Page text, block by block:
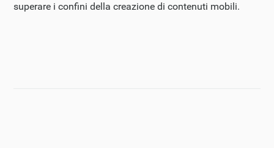
superare i confini della creazione di contenuti mobili.